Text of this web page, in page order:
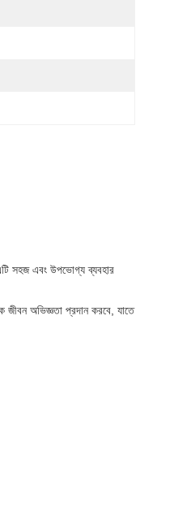
সহজ এবং উপভোগ্য ব্যবহার
অভিজ্ঞতা প্রদান করবে, যাতে